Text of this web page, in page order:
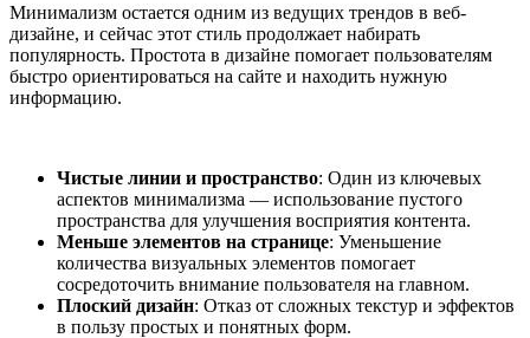
Минимализм остается одним из ведущих трендов в веб-
дизайне, и сейчас этот стиль продолжает набирать
популярность. Простота в дизайне помогает пользователям
быстро ориентироваться на сайте и находить нужную
информацию.
Чистые линии и пространство: Один из ключевых
аспектов минимализма — использование пустого
пространства для улучшения восприятия контента.
Меньше элементов на странице: Уменьшение
количества визуальных элементов помогает
сосредоточить внимание пользователя на главном.
Плоский дизайн: Отказ от сложных текстур и эффектов
в пользу простых и понятных форм.